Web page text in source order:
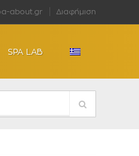
about.gr Διαφήμιση
SPA LAB